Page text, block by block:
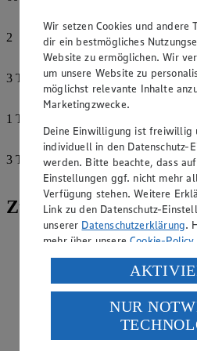
2
Lorbeerblätter
3 TL
Paprikapulver, edelsüß
1 TL
Chiliflocken, getrocknet
3 TL
Rapsöl
Zubereitung
Die Hühnerbrüste mit
Hitze 25 Minuten zugedeckt
dem Sud nehmen, mit zwei
Gewürze, das Öl und drei
mit dem Hühnchenfleisch
lassen. Backofen auf 220 Grad
Wir setzen Cookies und andere
dir ein bestmögliches
Website zu ermöglichen. Wir
um unsere Website zu
möglichst relevante Inhalte
Marketingzwecke.
Deine Einwilligung ist freiwillig
individuell in den Datenschutz-
werden. Bitte beachte, dass
Einstellungen ggf. nicht mehr
Verfügung stehen. Weitere
Link zu den Datenschutz-
unserer Datenschutzerklärung.
mehr über unsereCookie-Policy.
Verarbeitung deiner
USA durch Facebook und
Wenn du auf „Aktivieren“
des Art. 49 Abs. 1 Satz 1 lit. a)
Daten in den USA verarbeitet
NUR